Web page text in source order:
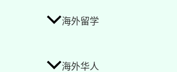
海外留学
海外华人